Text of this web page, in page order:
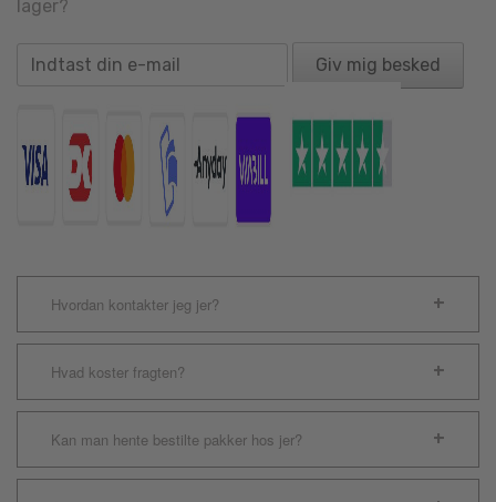
lager?
Giv mig besked
Hvordan kontakter jeg jer?
Hvad koster fragten?
Kan man hente bestilte pakker hos jer?